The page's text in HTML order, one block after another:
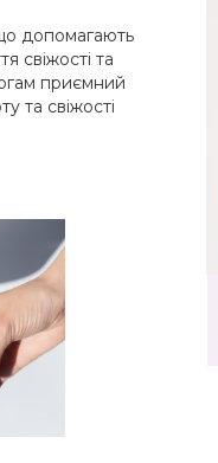
допомагають
свіжості та
приємний
та свіжості